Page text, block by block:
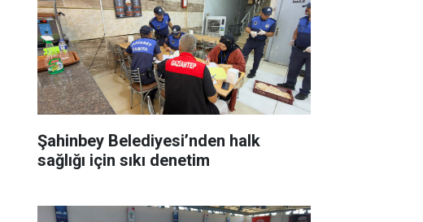
Şahinbey Belediyesi’nden halk
sağlığı için sıkı denetim